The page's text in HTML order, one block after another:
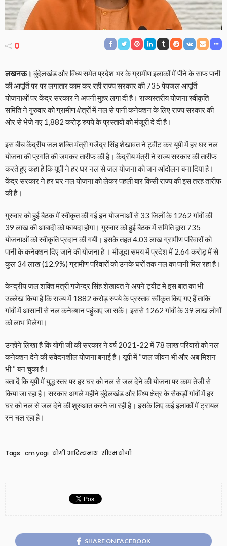
0
लखनऊ। बुंदेलखंड और विंध्‍य समेत प्रदेश भर के ग्रामीण इलाकों में पीने के साफ पानी
की आपूर्ति पर पर लगातार काम कर रही राज्‍य सरकार की 735 पेयजल आपूर्ति
योजनाओं पर केंद्र सरकार ने अपनी मुहर लगा दी है। राज्यस्तरीय योजना स्वीकृति
समिति ने गुरुवार को ग्रामीण क्षेत्रों में नल से पानी कनेक्शन के लिए राज्‍य सरकार की
ओर से भेजे गए 1,882 करोड़ रुपये के प्रस्तावों को मंजूरी दे दी है।
इस बीच केंद्रीय जल शक्ति मंत्री गजेंद्र सिंह शेखावत ने ट्वीट कर यूपी में हर घर नल
योजना की प्रगति की जमकर तारीफ की है। केंद्रीय मंत्री ने राज्‍य सरकार की तारीफ
करते हुए कहा है कि यूपी ने हर घर नल से जल योजना को जन आंदोलन बना दिया है।
केंद्र सरकार ने हर घर नल योजना को लेकर पहली बार किसी राज्‍य की इस तरह तारीफ
की है।
गुरुवार को हुई बैठक में स्‍वीकृत की गई इन योजनाओं से 33 जिलों के 1262 गांवों की
39 लाख की आबादी को फायदा होगा। गुरुवार को हुई बैठक में समिति द्वारा 735
योजनाओं को स्वीकृति प्रदान की गयी। इसके तहत 4.03 लाख ग्रामीण परिवारों को
पानी के कनेक्शन दिए जाने की योजना है । मौजूदा समय में प्रदेश में 2.64 करोड़ में से
कुल 34 लाख (12.9%) ग्रामीण परिवारों को उनके घरों तक नल का पानी मिल रहा है।
केन्द्रीय जल शक्ति मंत्री गजेन्द्र सिंह शेखावत ने अपने ट्वीट मे इस बात का भी
उल्लेख किया है कि राज्य में 1882 करोड़ रुपये के प्रस्ताव स्वीकृत किए गए हैं ताकि
गांवों में आसानी से नल कनेक्शन पहुंचाए जा सकें। इससे 1262 गांवों के 39 लाख लोगों
को लाभ मिलेगा।
उन्‍होंने लिखा है कि योगी जी की सरकार ने वर्ष 2021-22 में 78 लाख परिवारों को नल
कनेक्शन देने की संवेदनशील योजना बनाई है। यूपी में “जल जीवन भी और अब मिशन
भी “ बन चुका है।
बता दें कि यूपी में युद्ध स्तर पर हर घर को नल से जल देने की योजना पर काम तेजी से
किया जा रहा है। सरकार अगले महीने बुंदेलखंड और विंध्य क्षेत्र के सैकड़ों गांवों में हर
घर को नल से जल देने की शुरुआत करने जा रही है। इसके लिए कई इलाकों में ट्रायल
रन चल रहा है।
Tags: cm yogi योगी आदित्यनाथ सीएम योगी
SHARE ON FACEBOOK